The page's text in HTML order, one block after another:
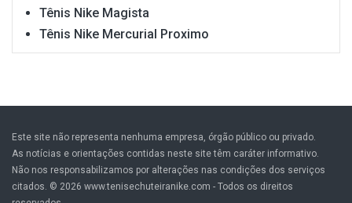
Tênis Nike Magista
Tênis Nike Mercurial Proximo
Este site não representa nenhuma empresa, órgão público ou privado.
As notícias e orientações contidas neste site têm caráter informativo.
Não nos responsabilizamos por alterações nas condições dos serviços
citados. © 2026 www.tenisechuteiranike.com - Todos os direitos